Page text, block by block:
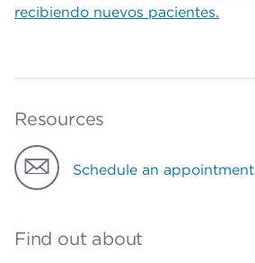
recibiendo nuevos pacientes.
Resources
Schedule an appointment
Find out about